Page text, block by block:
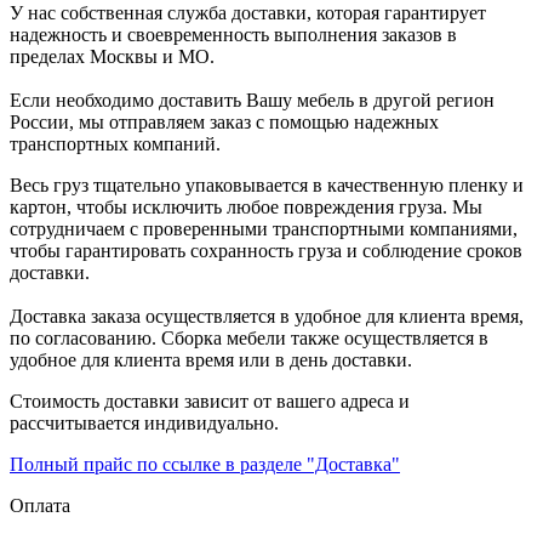
У нас собственная служба доставки, которая гарантирует
надежность и своевременность выполнения заказов в
пределах Москвы и МО.
Если необходимо доставить Вашу мебель в другой регион
России, мы отправляем заказ с помощью надежных
транспортных компаний.
Весь груз тщательно упаковывается в качественную пленку и
картон, чтобы исключить любое повреждения груза. Мы
сотрудничаем с проверенными транспортными компаниями,
чтобы гарантировать сохранность груза и соблюдение сроков
доставки.
Доставка заказа осуществляется в удобное для клиента время,
по согласованию. Сборка мебели также осуществляется в
удобное для клиента время или в день доставки.
Стоимость доставки зависит от вашего адреса и
рассчитывается индивидуально.
Полный прайс по ссылке в разделе "Доставка"
Оплата